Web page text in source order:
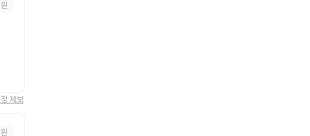
제보